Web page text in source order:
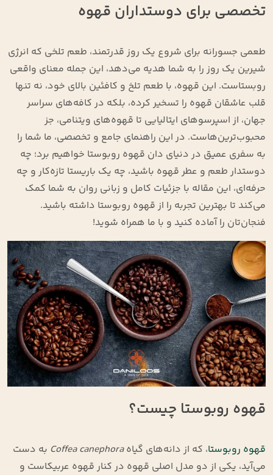
تخصصی برای دوستداران قهوه
طعمی جسورانه برای شروع یک روز قدرتمند، طعم تلخی که انرژی
شیرین یک روز را به شما هدیه می‌دهد، این جمله معنای واقعی
روبستاست. این قهوه، با طعم تلخ و کافئین بالای خود، نه تنها
قلب عاشقان قهوه را تسخیر کرده، بلکه در کافه‌های سراسر
جهان، از اسپرسوهای ایتالیایی تا قهوه‌های ویتنامی، جز
محبوب‌ترین‌هاست. در این راهنمای جامع و تخصصی، ما شما را
به سفری عمیق در دنیای دان قهوه روبوستا خواهیم برد؛ چه
دوستدار طعم و عطر قهوه باشید، چه یک باریستا تازه‌کار و چه
حرفه‌ای، این مقاله با جزئیات کامل و زبانی روان به شما کمک
می‌کند تا بهترین تجربه را از قهوه روبوستا داشته باشید.
فنجان‌تان را آماده کنید و با ما همراه شوید!
قهوه روبوستا چیست؟
قهوه روبوستا، که از دانه‌های گیاهCoffea canephora به دست
می‌آید، یکی از دو مدل اصلی قهوه در کنار قهوه عربیکاست و